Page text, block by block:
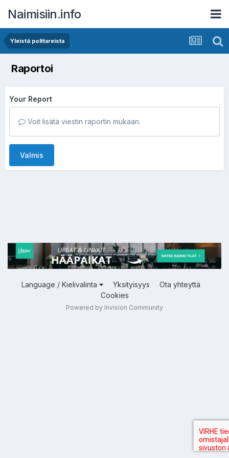
Naimisiin.info
Yleistä polttareista
Raportoi
Your Report
Voit lisätä viestin raportin mukaan.
Valmis
Language / Kielivalinta Yksityisyys
Ota yhteyttä
Cookies
Powered by Invision Community